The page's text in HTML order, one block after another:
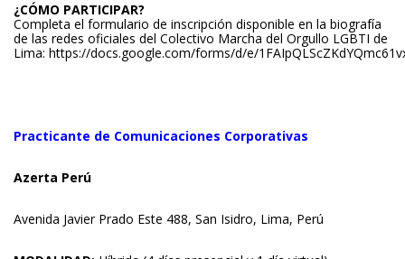
¿CÓMO PARTICIPAR?
Completa el formulario de inscripción disponible en la biografía
de las redes oficiales del Colectivo Marcha del Orgullo LGBTI de
Lima: https://docs.google.com/forms/d/e/
Practicante de Comunicaciones Corporativas
Azerta Perú
Avenida Javier Prado Este 488, San Isidro, Lima, Perú